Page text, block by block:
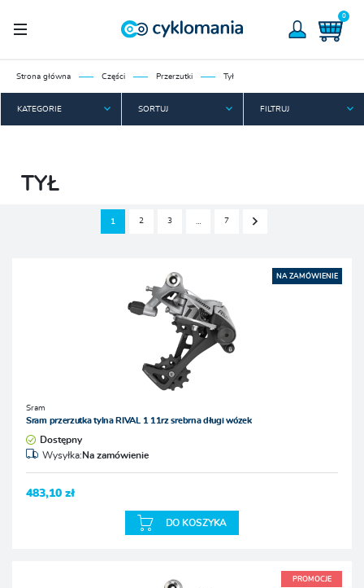
0
Strona główna Części Przerzutki Tył
KATEGORIE SORTUJ FILTRUJ
TYŁ
1 2 3 7
NA ZAMÓWIENIE
Sram
Sram przerzutka tylna RIVAL 1 11rz srebrna długi wózek
Dostępny
Wysyłka:Na zamówienie
483,10 zł
DO KOSZYKA
PROMOCJE